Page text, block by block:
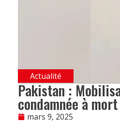
Actualité
Pakistan :
condamnée à mort
mars 9, 2025